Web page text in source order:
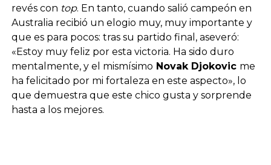
revés con top. En tanto, cuando salió campeón en
Australia recibió un elogio muy, muy importante y
que es para pocos: tras su partido final, aseveró:
«Estoy muy feliz por esta victoria. Ha sido duro
mentalmente, y el mismísimo Novak Djokovic me
ha felicitado por mi fortaleza en este aspecto», lo
que demuestra que este chico gusta y sorprende
hasta a los mejores.